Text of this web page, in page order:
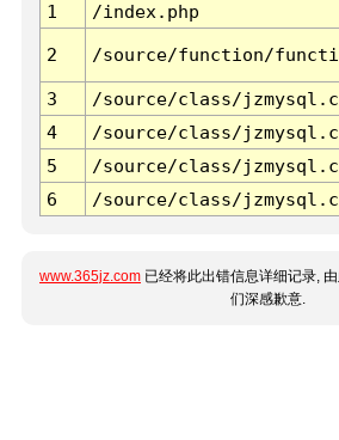
1
/index.php
2 /source/function/
3 /source/class/
4
/source/class/
5
/source/class/
6
/source/class/
www.365jz.com 已经将此出错信息详细记录,
们深感歉意.